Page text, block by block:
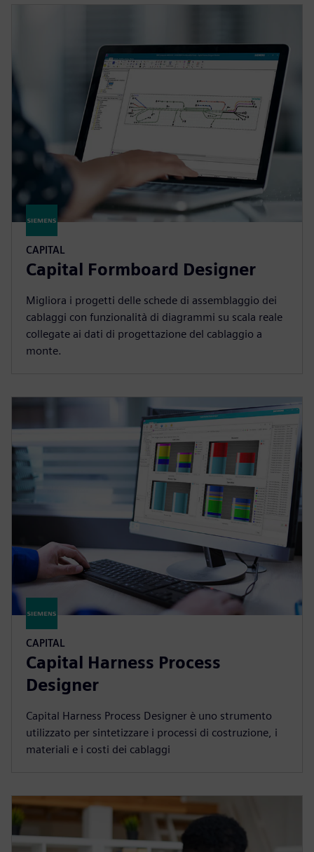
CAPITAL
Capital Formboard Designer
Migliora i progetti delle schede di assemblaggio dei
cablaggi con funzionalità di diagrammi su scala reale
collegate ai dati di progettazione del cablaggio a
monte.
CAPITAL
Capital Harness Process
Designer
Capital Harness Process Designer è uno strumento
utilizzato per sintetizzare i processi di costruzione, i
materiali e i costi dei cablaggi